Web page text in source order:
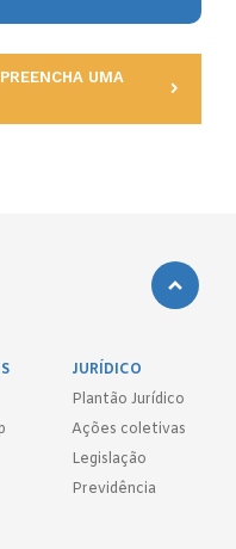
UMA
JURÍDICO
Plantão Jurídico
Ações coletivas
Legislação
Previdência